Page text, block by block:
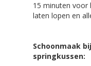
15 minuten voor
laten lopen en
Schoonmaak
springkussen: